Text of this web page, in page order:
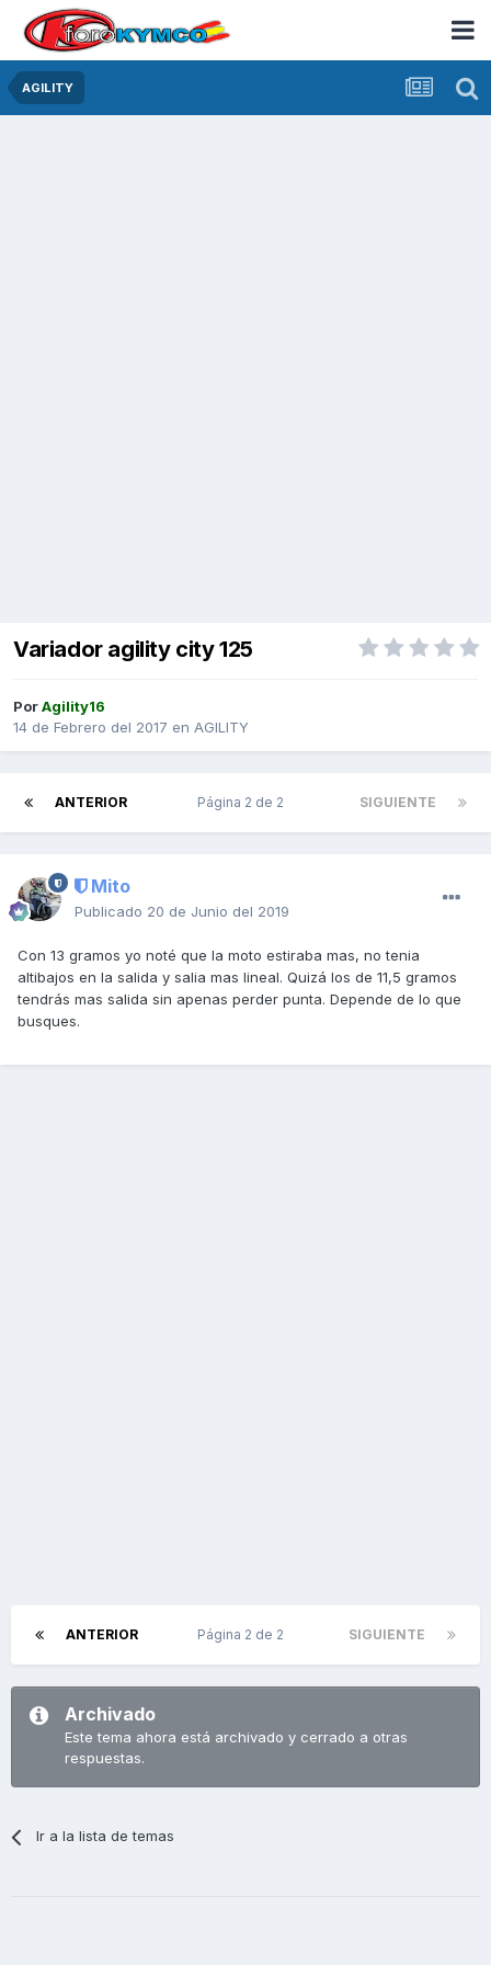
AGILITY
Variador agility city 125
PorAgility16
14 de Febrero del 2017 en AGILITY
ANTERIOR SIGUIENTE
Página 2 de 2
Mito
Publicado 20 de Junio del 2019
Con 13 gramos yo noté que la moto estiraba mas, no tenia
altibajos en la salida y salia mas lineal. Quizá los de 11,5 gramos
tendrás mas salida sin apenas perder punta. Depende de lo que
busques.
ANTERIOR SIGUIENTE
Página 2 de 2
Archivado
Este tema ahora está archivado y cerrado a otras
respuestas.
Ir a la lista de temas